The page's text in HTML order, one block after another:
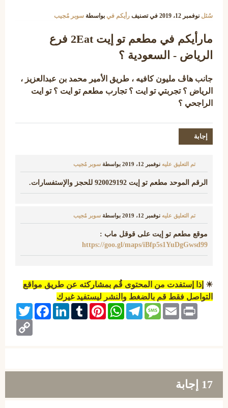
سُئل نوفمبر 12، 2019 في تصنيف رأيكم في بواسطة سوبر مُجيب
مارأيكم في مطعم تو إيت 2Eat فرع
الرياض - السعودية ؟
جانب هاڤ مليون كافيه ، طريق الأمير محمد بن عبدالعزيز ،
الرياض ؟ تجربتي تو ايت ؟ تجارب مطعم تو ايت ؟ تو ايت
الراجحي ؟
تم التعليق عليه نوفمبر 12، 2019 بواسطة سوبر مُجيب
الرقم الموحد مطعم تو إيت 920029192 للحجز والإستفسارات.
تم التعليق عليه نوفمبر 12، 2019 بواسطة سوبر مُجيب
موقع مطعم تو إيت على قوقل ماب :
https://goo.gl/maps/iBfp5s1YuDgGwsd99
☀ إذا إستفدت من المحتوى قُم بمشاركته عن طريق مواقع
التواصل فقط قم بالضغط والنشر ليستفيد غيرك
Twitter
FacebookLinkedInTumblrPinterest
WhatsAppTelegramMessageEmail Print
Copy
Link
17 إجابة